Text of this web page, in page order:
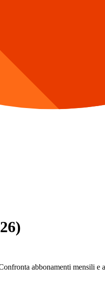
abbonamenti mensili e